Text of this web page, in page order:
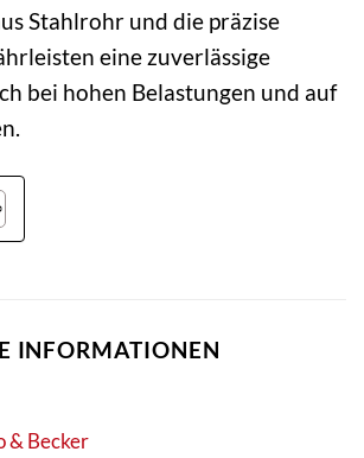
Stahlrohr und die präzise
eine zuverlässige
bei hohen Belastungen und auf
INFORMATIONEN
& Becker